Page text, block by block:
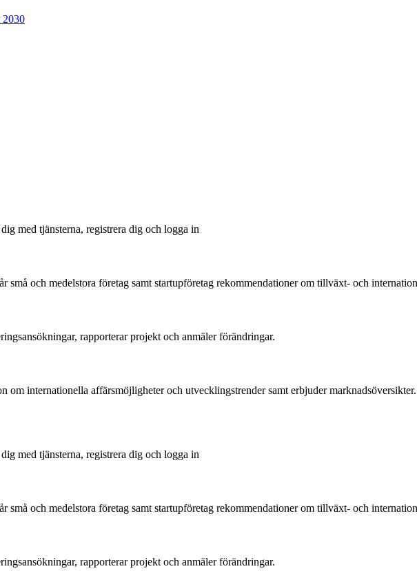
2030
med tjänsterna, registrera dig och logga in
små och medelstora företag samt startupföretag rekommendationer om tillväxt- och
rapporterar projekt och anmäler förändringar.
om internationella affärsmöjligheter och utvecklingstrender samt erbjuder marknadsöversikter.
med tjänsterna, registrera dig och logga in
små och medelstora företag samt startupföretag rekommendationer om tillväxt- och
rapporterar projekt och anmäler förändringar.